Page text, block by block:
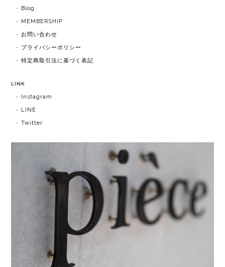
Blog
MEMBERSHIP
お問い合わせ
プライバシーポリシー
特定商取引法に基づく表記
LINK
Instagram
LINE
Twitter